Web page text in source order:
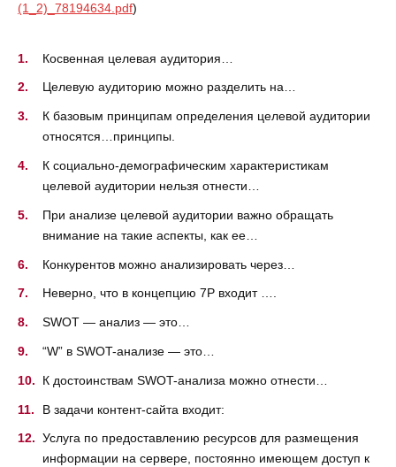
(1_2)_78194634.pdf)
Косвенная целевая аудитория…
Целевую аудиторию можно разделить на…
К базовым принципам определения целевой аудитории
относятся…принципы.
К социально-демографическим характеристикам
целевой аудитории нельзя отнести…
При анализе целевой аудитории важно обращать
внимание на такие аспекты, как ее…
Конкурентов можно анализировать через…
Неверно, что в концепцию 7P входит ….
SWOT — анализ — это…
“W” в SWOT-анализе — это…
К достоинствам SWOT-анализа можно отнести…
В задачи контент-сайта входит:
Услуга по предоставлению ресурсов для размещения
информации на сервере, постоянно имеющем доступ к